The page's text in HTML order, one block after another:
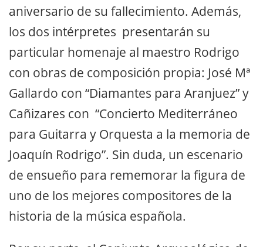
aniversario de su fallecimiento. Además,
los dos intérpretes presentarán su
particular homenaje al maestro Rodrigo
con obras de composición propia: José Mª
Gallardo con “Diamantes para Aranjuez” y
Cañizares con “Concierto Mediterráneo
para Guitarra y Orquesta a la memoria de
Joaquín Rodrigo”. Sin duda, un escenario
de ensueño para rememorar la figura de
uno de los mejores compositores de la
historia de la música española.